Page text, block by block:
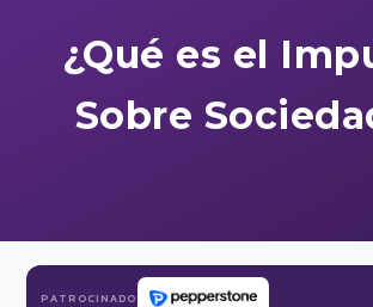
¿Qué es el
Sobre
PATROCINADO